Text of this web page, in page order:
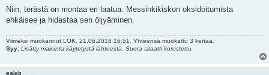
Niin, terästä on montaa eri laatua. Messinkikiskon oksidoitumista
ehkäisee ja hidastaa sen öljyäminen.
Viimeksi muokannut LOK, 21.06.2018 16:51. Yhteensä muokattu 3 kertaa.
Syy: Lisätty maininta käytetystä lähteestä. Suora sitaatti korostettu.
ealab